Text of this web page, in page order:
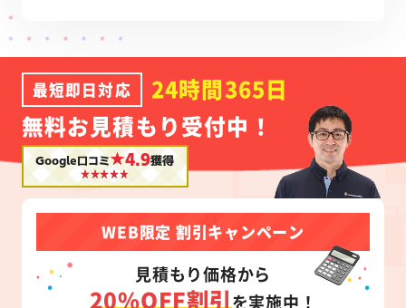
最短即日対応
24時間365日
無料お見積もり受付中！
Google口コミ★4.9獲得
WEB限定 割引キャンペーン
見積もり価格から
20%OFF割引を実施中！